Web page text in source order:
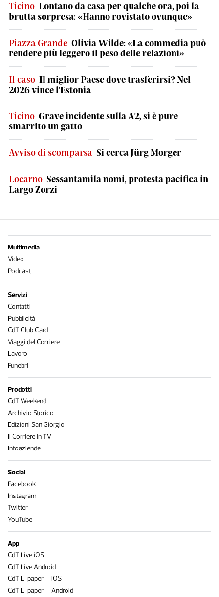
Ticino Lontano da casa per qualche ora, poi la
brutta sorpresa: «Hanno rovistato ovunque»
Piazza Grande Olivia Wilde: «La commedia può
rendere più leggero il peso delle relazioni»
Il caso Il miglior Paese dove trasferirsi? Nel
2026 vince l'Estonia
Ticino Grave incidente sulla A2, si è pure
smarrito un gatto
Avviso di scomparsa Si cerca Jürg Morger
Locarno Sessantamila nomi, protesta pacifica in
Largo Zorzi
Multimedia
Video
Podcast
Servizi
Contatti
Pubblicità
CdT Club Card
Viaggi del Corriere
Lavoro
Funebri
Prodotti
CdT Weekend
Archivio Storico
Edizioni San Giorgio
Il Corriere in TV
Infoaziende
Social
Facebook
Instagram
Twitter
YouTube
App
CdT Live iOS
CdT Live Android
CdT E-paper – iOS
CdT E-paper – Android